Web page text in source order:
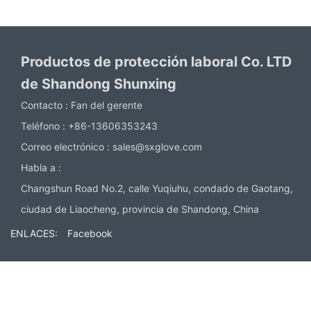
Productos de protección laboral Co. LTD
de Shandong Shunxing
Contacto : Fan del gerente
Teléfono : +86-13606353243
Correo electrónico : sales@sxglove.com
Habla a :
Changshun Road No.2, calle Yuqiuhu, condado de Gaotang,
ciudad de Liaocheng, provincia de Shandong, China
ENLACES: Facebook